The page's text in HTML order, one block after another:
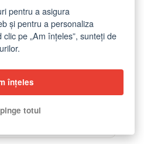
6/6S - Results x Excuses
pentru a asigura
și pentru a personaliza
pe „Am înțeles”, sunteți de
înțeles
totul